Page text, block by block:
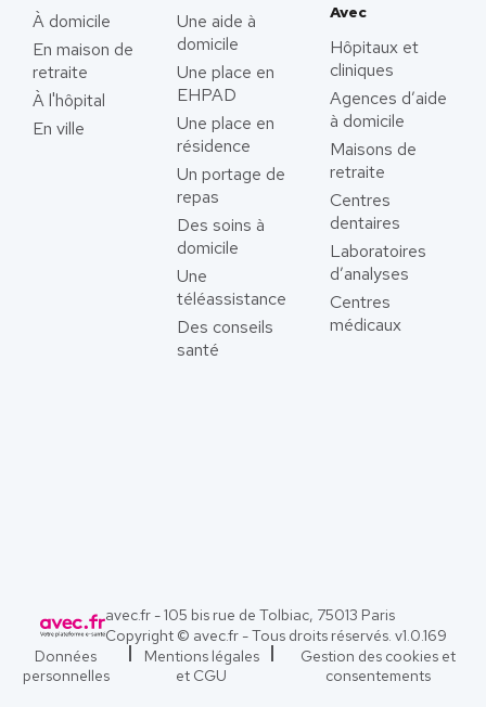
À domicile
En maison de
retraite
À l'hôpital
En ville
Une aide à
domicile
Une place en
EHPAD
Une place en
résidence
Un portage de
repas
Des soins à
domicile
Une
téléassistance
Des conseils
santé
Avec
Hôpitaux et
cliniques
Agences d’aide
à domicile
Maisons de
retraite
Centres
dentaires
Laboratoires
d’analyses
Centres
médicaux
avec.fr - 105 bis rue de Tolbiac, 75013 Paris
Copyright © avec.fr - Tous droits réservés. v1.0.169
Données
personnelles
Mentions légales
et CGU
Gestion des cookies et
consentements